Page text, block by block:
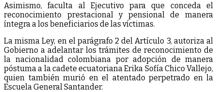
Asimismo, faculta al Ejecutivo para que conceda el
reconocimiento prestacional y pensional de manera
íntegra a los beneficiarios de las víctimas.
La misma Ley, en el parágrafo 2 del Artículo 3, autoriza al
Gobierno a adelantar los trámites de reconocimiento de
la nacionalidad colombiana por adopción de manera
póstuma a la cadete ecuatoriana Erika Sofía Chico Vallejo,
quien también murió en el atentado perpetrado en la
Escuela General Santander.